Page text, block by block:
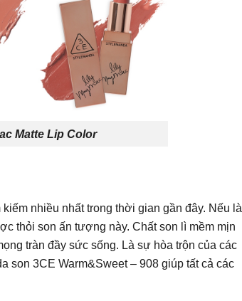
Matte Lip Color
nhiều nhất trong thời gian gần đây. Nếu là
thỏi son ấn tượng này. Chất son lì mềm mịn
tràn đầy sức sống. Là sự hòa trộn của các
son 3CE Warm&Sweet – 908 giúp tất cả các